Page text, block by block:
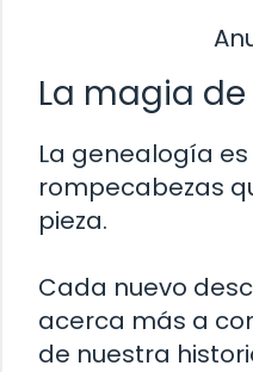
La magia
La genealogía
rompecabezas
pieza.
Cada nuevo
acerca más a
de nuestra